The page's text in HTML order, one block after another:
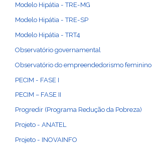
Modelo Hipátia - TRE-MG
Modelo Hipátia - TRE-SP
Modelo Hipátia - TRT4
Observatório governamental
Observatório do empreendedorismo feminino
PECIM - FASE I
PECIM – FASE II
Progredir (Programa Redução da Pobreza)
Projeto - ANATEL
Projeto - INOVAINFO